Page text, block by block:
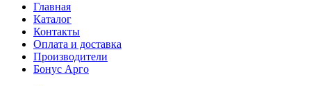
Главная
Каталог
Контакты
Оплата и доставка
Производители
Бонус Арго